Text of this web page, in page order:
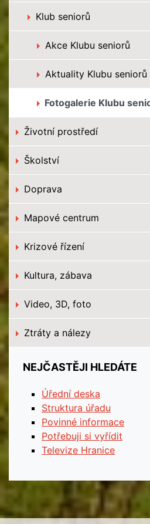
Klub seniorů
Akce Klubu seniorů
Aktuality Klubu seniorů
Fotogalerie Klubu
Životní prostředí
Školství
Doprava
Mapové centrum
Krizové řízení
Kultura, zábava
Video, 3D, foto
Ztráty a nálezy
NEJČASTĚJI HLEDÁTE
Úřední deska
Struktura úřadu
Povinné informace
Potřebuji si vyřídit
Televize Hranice